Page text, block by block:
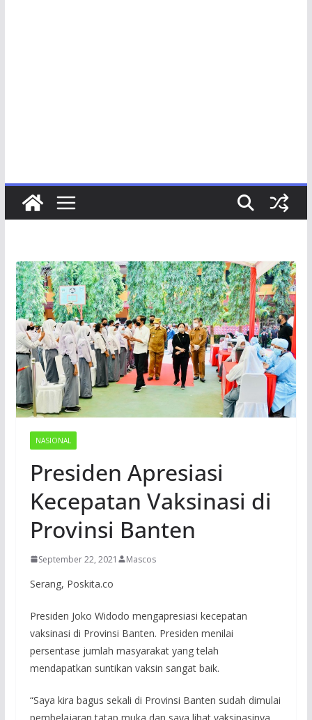
NASIONAL
Presiden Apresiasi
Kecepatan Vaksinasi di
Provinsi Banten
September 22, 2021 Mascos
Serang, Poskita.co
Presiden Joko Widodo mengapresiasi kecepatan
vaksinasi di Provinsi Banten. Presiden menilai
persentase jumlah masyarakat yang telah
mendapatkan suntikan vaksin sangat baik.
“Saya kira bagus sekali di Provinsi Banten sudah dimulai